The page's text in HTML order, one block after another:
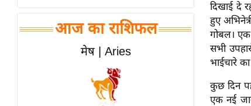
चाय पर
समीक्षा
आज का राशिफल
मेष | Aries
दिखाई दे
हुए
गोबल। एक
सभी
भाईचारे
कुछ दिन
एक नई